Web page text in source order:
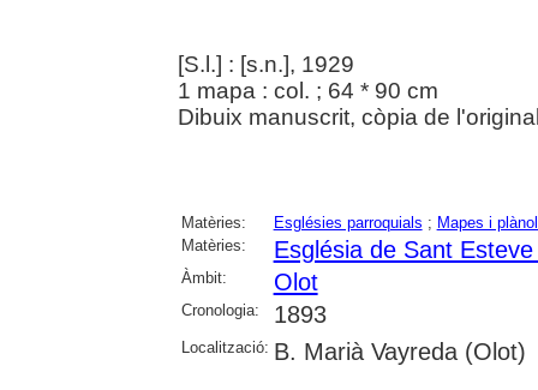
[S.l.] : [s.n.], 1929
1 mapa : col. ; 64 * 90 cm
Dibuix manuscrit, còpia de
Matèries: Esglésies parroquials ; Mapes i
Matèries:
Església de Sant
Àmbit: Olot
Cronologia: 1893
Localització: B. Marià Vayreda (Olot)